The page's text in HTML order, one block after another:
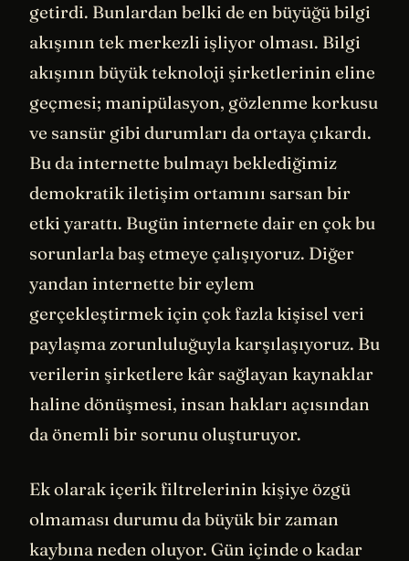
getirdi. Bunlardan belki de en büyüğü bilgi
akışının tek merkezli işliyor olması. Bilgi
akışının büyük teknoloji şirketlerinin eline
geçmesi; manipülasyon, gözlenme korkusu
ve sansür gibi durumları da ortaya çıkardı.
Bu da internette bulmayı beklediğimiz
demokratik iletişim ortamını sarsan bir
etki yarattı. Bugün internete dair en çok bu
sorunlarla baş etmeye çalışıyoruz. Diğer
yandan internette bir eylem
gerçekleştirmek için çok fazla kişisel veri
paylaşma zorunluluğuyla karşılaşıyoruz. Bu
verilerin şirketlere kâr sağlayan kaynaklar
haline dönüşmesi, insan hakları açısından
da önemli bir sorunu oluşturuyor.
Ek olarak içerik filtrelerinin kişiye özgü
olmaması durumu da büyük bir zaman
kaybına neden oluyor. Gün içinde o kadar